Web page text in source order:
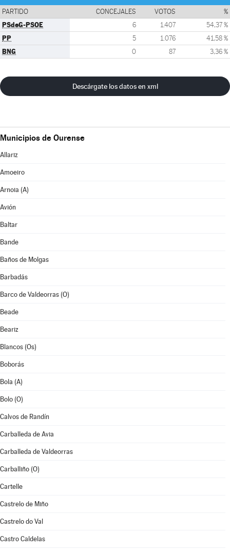
PARTIDO CONCEJALES VOTOS %
PSdeG-PSOE 6 1.407 54,37 %
PP 5 1.076 41,58 %
BNG 0 87 3,36 %
Descárgate los datos en xml
Municipios de Ourense
Allariz
Amoeiro
Arnoia (A)
Avión
Baltar
Bande
Baños de Molgas
Barbadás
Barco de Valdeorras (O)
Beade
Beariz
Blancos (Os)
Boborás
Bola (A)
Bolo (O)
Calvos de Randín
Carballeda de Avia
Carballeda de Valdeorras
Carballiño (O)
Cartelle
Castrelo de Miño
Castrelo do Val
Castro Caldelas